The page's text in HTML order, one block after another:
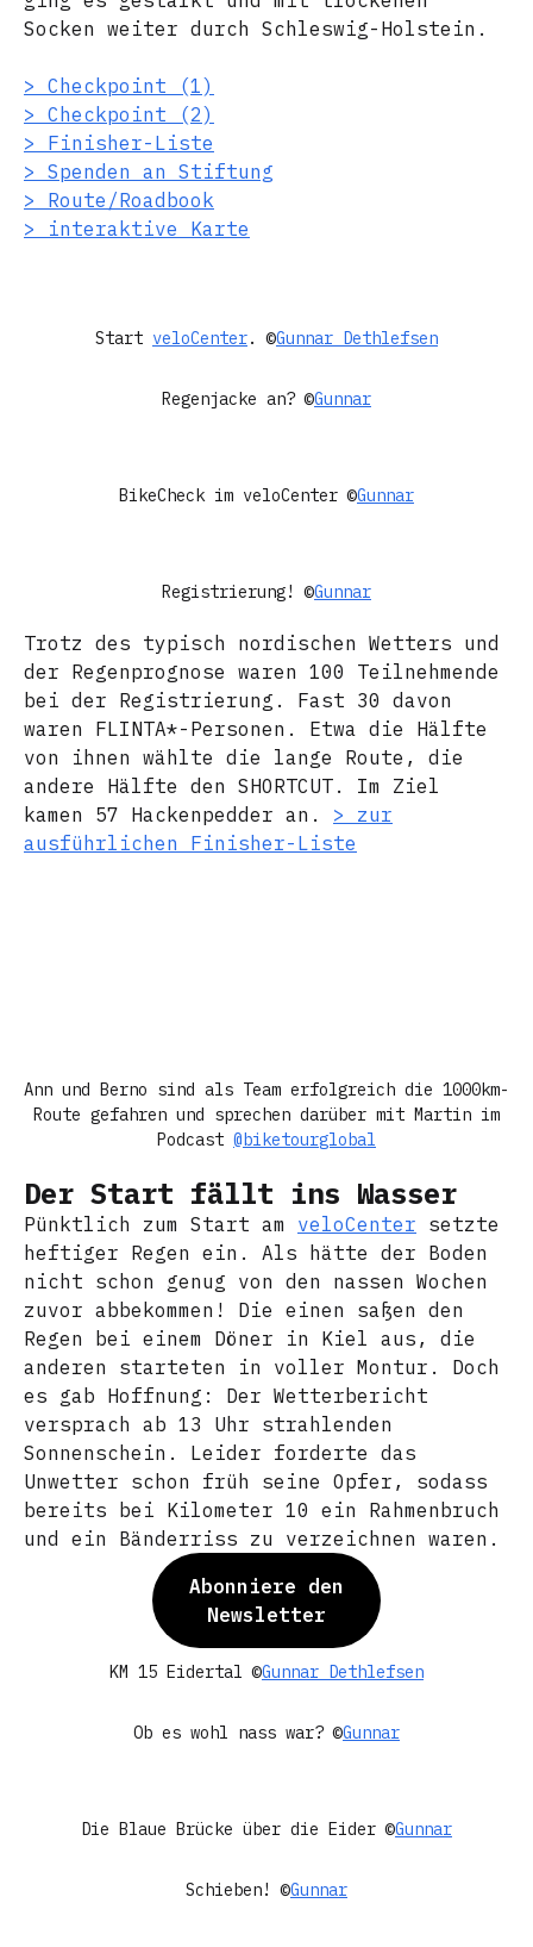
Socken weiter durch Schleswig-Holstein.
> Checkpoint (1)
> Checkpoint (2)
> Finisher-Liste
> Spenden an Stiftung
> Route/Roadbook
> interaktive Karte
Start veloCenter. ©Gunnar Dethlefsen
Regenjacke an? ©Gunnar
BikeCheck im veloCenter ©Gunnar
Registrierung! ©Gunnar
Trotz des typisch nordischen Wetters und
der Regenprognose waren 100 Teilnehmende
bei der Registrierung. Fast 30 davon
waren FLINTA*-Personen. Etwa die Hälfte
von ihnen wählte die lange Route, die
andere Hälfte den SHORTCUT. Im Ziel
kamen 57 Hackenpedder an. > zur
ausführlichen Finisher-Liste
Ann und Berno sind als Team erfolgreich die 1000km-
Route gefahren und sprechen darüber mit Martin im
Podcast @biketourglobal
Der Start fällt ins Wasser
Pünktlich zum Start am veloCenter setzte
heftiger Regen ein. Als hätte der Boden
nicht schon genug von den nassen Wochen
zuvor abbekommen! Die einen saßen den
Regen bei einem Döner in Kiel aus, die
anderen starteten in voller Montur. Doch
es gab Hoffnung: Der Wetterbericht
versprach ab 13 Uhr strahlenden
Sonnenschein. Leider forderte das
Unwetter schon früh seine Opfer, sodass
bereits bei Kilometer 10 ein Rahmenbruch
und ein Bänderriss zu verzeichnen waren.
Abonniere den
Newsletter
KM 15 Eidertal ©Gunnar Dethlefsen
Ob es wohl nass war? ©Gunnar
Die Blaue Brücke über die Eider ©Gunnar
Schieben! ©Gunnar